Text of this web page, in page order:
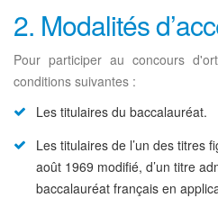
2. Modalités
Pour participer au concours
conditions suivantes :
Les titulaires du baccalauréat.
Les titulaires de l’un des titres
août 1969 modifié, d’un titre
baccalauréat français en